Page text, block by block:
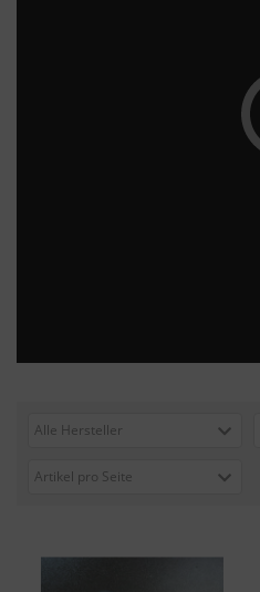
Alle Hersteller
Artikel pro Seite